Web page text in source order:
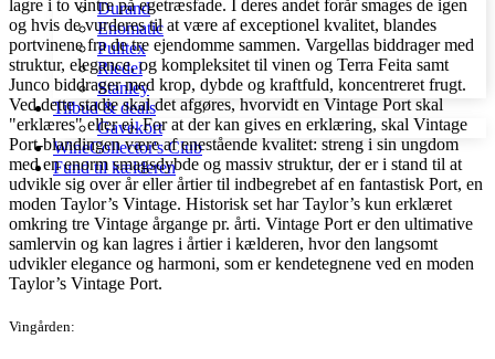
Durand
Enomatic
Pulltex
Riedel
Stanley
Tilbud & deals
Gavekort
WineCollector's Club
Fund til kælderen
lagre i to vintre på egetræsfade. I deres andet forår smages de igen
og hvis de vurderes til at være af exceptionel kvalitet, blandes
portvinene fra de tre ejendomme sammen. Vargellas biddrager med
struktur, elegance, og kompleksitet til vinen og Terra Feita samt
Junco biddrager med krop, dybde og kraftfuld, koncentreret frugt.
Ved dette stadie skal det afgøres, hvorvidt en Vintage Port skal
"erklæres" eller ej. For at der kan gives en erklæring, skal Vintage
Port-blandingen være af enestående kvalitet: streng i sin ungdom
med en enorm smagsdybde og massiv struktur, der er i stand til at
udvikle sig over år eller årtier til indbegrebet af en fantastisk Port, en
moden Taylor’s Vintage. Historisk set har Taylor’s kun erklæret
omkring tre Vintage årgange pr. årti. Vintage Port er den ultimative
samlervin og kan lagres i årtier i kælderen, hvor den langsomt
udvikler elegance og harmoni, som er kendetegnene ved en moden
Taylor’s Vintage Port.
Vingården: